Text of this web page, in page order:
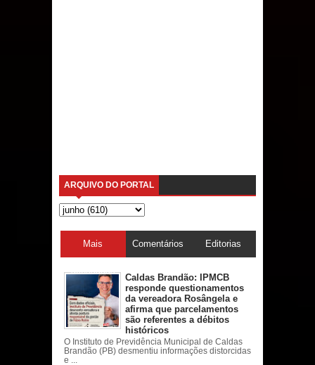
ARQUIVO DO PORTAL
Mais
acessadas
Comentários Editorias
Caldas Brandão: IPMCB
responde questionamentos
da vereadora Rosângela e
afirma que parcelamentos
são referentes a débitos
históricos
O Instituto de Previdência Municipal de Caldas
Brandão (PB) desmentiu informações distorcidas
e ...